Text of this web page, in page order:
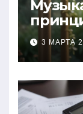
3 МАРТА